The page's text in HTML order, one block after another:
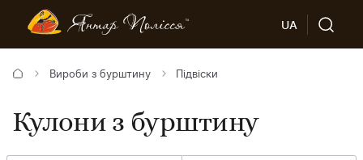
UA
Вироби з бурштину Підвіски
Кулони з бурштину